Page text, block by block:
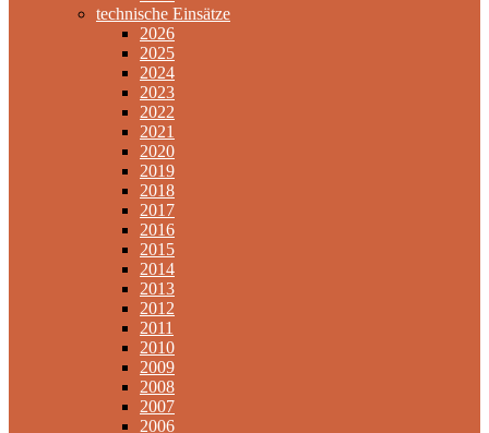
technische Einsätze
2026
2025
2024
2023
2022
2021
2020
2019
2018
2017
2016
2015
2014
2013
2012
2011
2010
2009
2008
2007
2006